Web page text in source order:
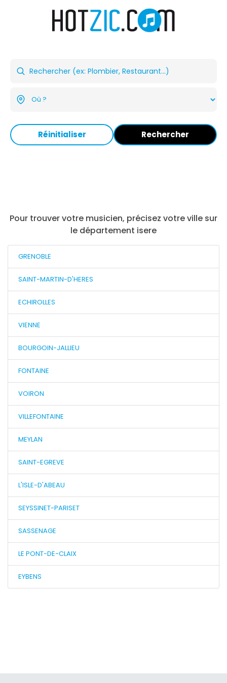
Réinitialiser Rechercher
Pour trouver votre musicien, précisez votre ville sur
le département isere
GRENOBLE
SAINT-MARTIN-D'HERES
ECHIROLLES
VIENNE
BOURGOIN-JALLIEU
FONTAINE
VOIRON
VILLEFONTAINE
MEYLAN
SAINT-EGREVE
L'ISLE-D'ABEAU
SEYSSINET-PARISET
SASSENAGE
LE PONT-DE-CLAIX
EYBENS